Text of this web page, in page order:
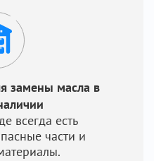
замены масла в
всегда есть
части и